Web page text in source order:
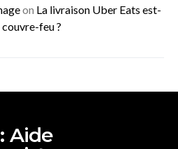
on La livraison Uber Eats est-
feu ?
Aide